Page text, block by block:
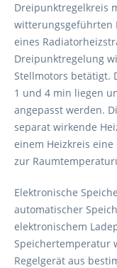
Dreipunktregelkreis
witterungsgeführten
eines
Dreipunktregelung
Stellmotors betätigt.
1 und 4 min liegen
angepasst werden.
separat wirkende
einem Heizkreis
zur
Elektronische
automatischer
elektronischem
Speichertemperatur
Regelgerät aus